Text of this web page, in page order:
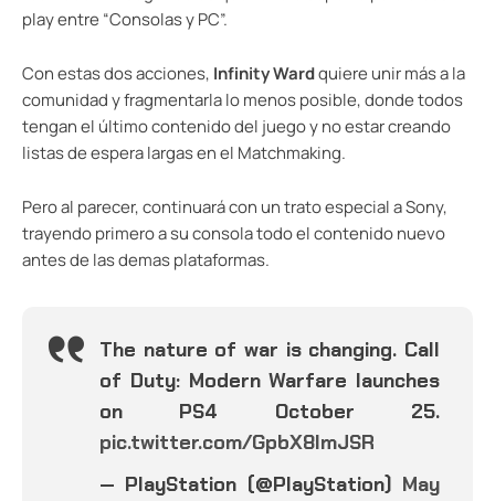
play entre “Consolas y PC”.
Con estas dos acciones, Infinity Wardquiere unir más a la
comunidad y fragmentarla lo menos posible, donde todos
tengan el último contenido del juego y no estar creando
listas de espera largas en el Matchmaking.
Pero al parecer, continuará con un trato especial a Sony,
trayendo primero a su consola todo el contenido nuevo
antes de las demas plataformas.
The nature of war is changing. Call
of Duty: Modern Warfare launches
on PS4 October 25.
pic.twitter.com/GpbX8lmJSR
— PlayStation (@PlayStation) May